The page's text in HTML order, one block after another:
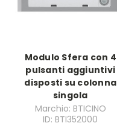
Modulo Sfera con 4
pulsanti aggiuntivi
disposti su colonna
singola
Marchio: BTICINO
ID: BTI352000